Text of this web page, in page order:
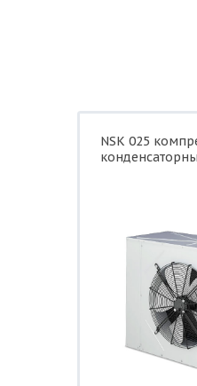
NSK 025